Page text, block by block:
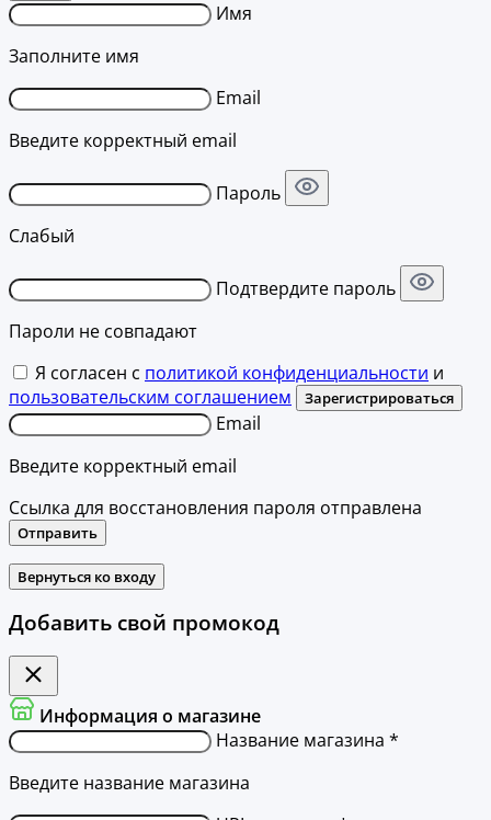
Имя
Заполните имя
Email
Введите корректный email
Пароль
Слабый
Подтвердите пароль
Пароли не совпадают
Я согласен с политикой конфиденциальности и
пользовательским соглашением
Зарегистрироваться
Email
Введите корректный email
Ссылка для восстановления пароля отправлена
Отправить
Вернуться ко входу
Добавить свой промокод
Информация о магазине
Название магазина *
Введите название магазина